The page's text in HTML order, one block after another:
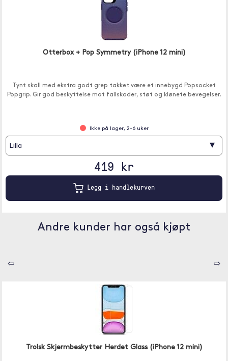
Otterbox + Pop Symmetry (iPhone 12 mini)
Tynt skall med ekstra godt grep takket være et innebygd Popsocket
Popgrip. Gir god beskyttelse mot fallskader, støt og klønete bevegelser.
Ikke på lager, 2-6 uker
Lilla ▾
419 kr
Legg i handlekurven
Andre kunder har også kjøpt
⇦ ⇨
Trolsk Skjermbeskytter Herdet Glass (iPhone 12 mini)